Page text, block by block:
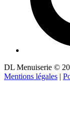
DL Menuiserie ©
Mentions légales |